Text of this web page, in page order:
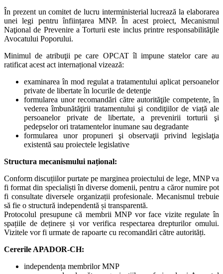
În prezent un comitet de lucru interministerial lucrează la elaborarea
unei legi pentru înființarea MNP. În acest proiect, Mecanismul
Naţional de Prevenire a Torturii este inclus printre responsabilităţile
Avocatului Poporului.
Minimul de atribuţii pe care OPCAT îl impune statelor care au
ratificat acest act internațional vizează:
examinarea în mod regulat a tratamentului aplicat persoanelor
private de libertate în locurile de detenţie
formularea unor recomandări către autorităţile competente, în
vederea îmbunătăţirii tratamentului şi condiţiilor de viață ale
persoanelor private de libertate, a prevenirii torturii şi
pedepselor ori tratamentelor inumane sau degradante
formularea unor propuneri şi observaţii privind legislaţia
existentă sau proiectele legislative
Structura mecanismului național:
Conform discuțiilor purtate pe marginea proiectului de lege, MNP va
fi format din specialiști în diverse domenii, pentru a căror numire pot
fi consultate diversele organizații profesionale. Mecanismul trebuie
să fie o structură independentă și transparentă.
Protocolul presupune că membrii MNP vor face vizite regulate în
spațiile de deținere și vor verifica respectarea drepturilor omului.
Vizitele vor fi urmate de rapoarte cu recomandări către autorități.
Cererile APADOR-CH:
independența membrilor MNP